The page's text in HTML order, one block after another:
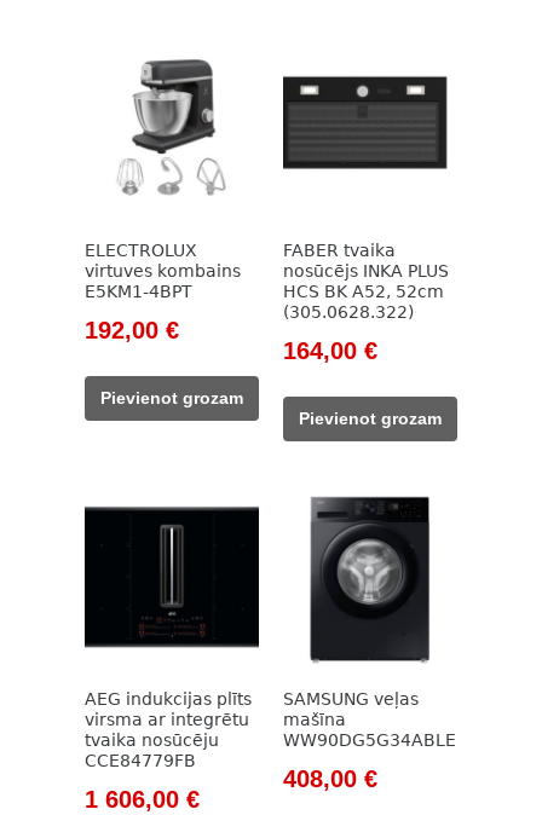
ELECTROLUX
virtuves kombains
E5KM1-4BPT
Original
was:
415,00 €.
192,00 €Current
192,00 €.
Pievienot grozam
FABER tvaika
nosūcējs INKA PLUS
HCS BK A52, 52cm
(305.0628.322)
Original
was:
205,00 €.
164,00 €Current
164,00 €.
Pievienot grozam
AEG indukcijas plīts
virsma ar integrētu
tvaika nosūcēju
CCE84779FB
Original
1 606,00 €Current
SAMSUNG veļas
mašīna
WW90DG5G34ABLE
Original
408,00 €Current